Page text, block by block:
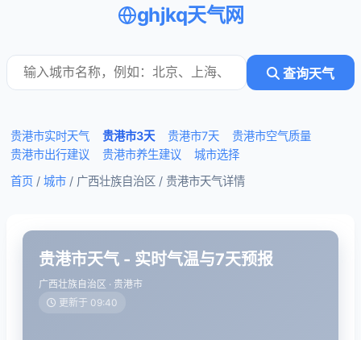
ghjkq天气网
查询天气
贵港市实时天气 贵港市3天 贵港市7天
贵港市空气质量
贵港市出行建议
贵港市养生建议
城市选择
首页 / 城市 / 广西壮族自治区 / 贵港市天气详情
贵港市天气 - 实时气温与7天预报
广西壮族自治区 · 贵港市
更新于 09:40